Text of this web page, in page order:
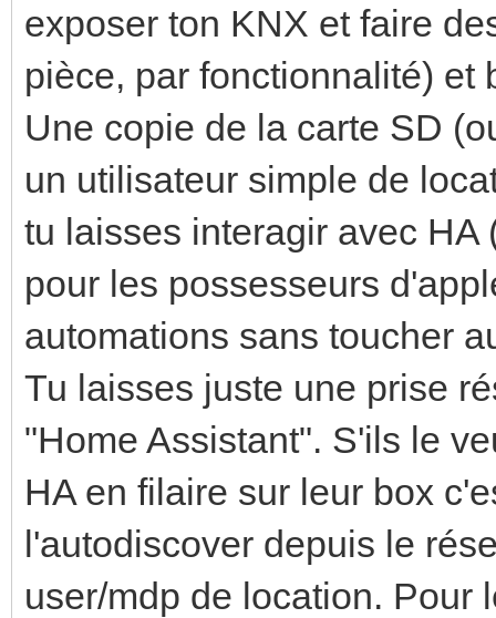
exposer ton KNX et faire
pièce, par fonctionnalité) et
Une copie de la carte SD
un utilisateur simple de
tu laisses interagir avec
pour les possesseurs
automations sans toucher
Tu laisses juste une prise
"Home Assistant". S'ils le
HA en filaire sur leur box
l'autodiscover depuis le
user/mdp de location. Pour